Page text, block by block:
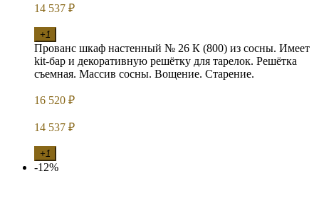
14 537 ₽
+1
Прованс шкаф настенный № 26 К (800) из сосны. Имеет
kit-бар и декоративную решётку для тарелок. Решётка
съемная. Массив сосны. Вощение. Старение.
16 520 ₽
14 537 ₽
+1
-12%